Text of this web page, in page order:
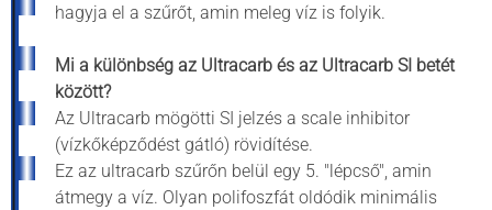
hagyja el a szűrőt, amin meleg víz is folyik.
Mi a különbség az Ultracarb és az Ultracarb SI betét
között?
Az Ultracarb mögötti SI jelzés a scale inhibitor
(vízkőképződést gátló) rövidítése.
Ez az ultracarb szűrőn belül egy 5. "lépcső", amin
átmegy a víz. Olyan polifoszfát oldódik minimális